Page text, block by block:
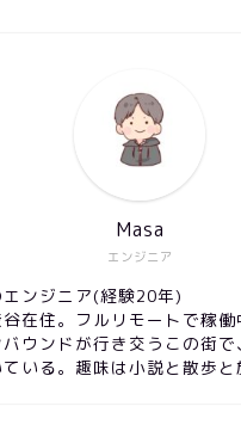
エンジニア
Masa
エンジニア(経験20年)
在住。フルリモートで稼
ウンドが行き交うこの街
いる。趣味は小説と散歩と